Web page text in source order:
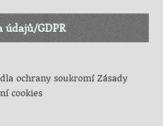
údajů/GDPR
ochrany soukromí Zásady
cookies